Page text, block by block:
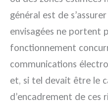
général est de
envisagées ne portent
fonctionnement
communications
et, si tel devait être le
d’encadrement de ces